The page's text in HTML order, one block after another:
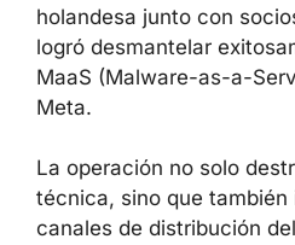
holandesa junto con
logró desmantelar
MaaS (Malware-as-a-
Meta.
La operación no solo
técnica, sino que también
canales de distribución